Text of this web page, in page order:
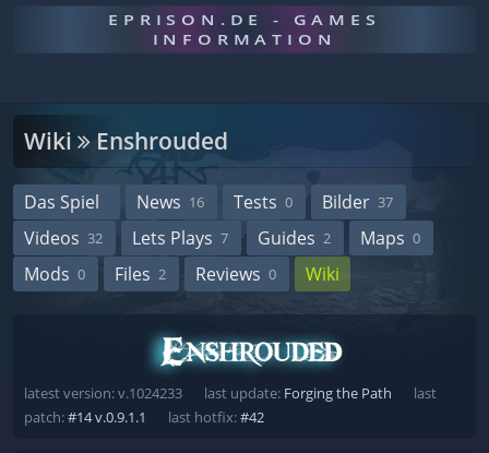
EPRISON.DE - GAMES
INFORMATION
Wiki Enshrouded
Das Spiel News 16 Tests 0 Bilder 37
Videos 32 Lets Plays 7 Guides 2 Maps 0
Mods 0 Files 2 Reviews 0 Wiki
latest version: v.1024233 last update: Forging the Path
last
patch:#14 v.0.9.1.1 last hotfix:#42